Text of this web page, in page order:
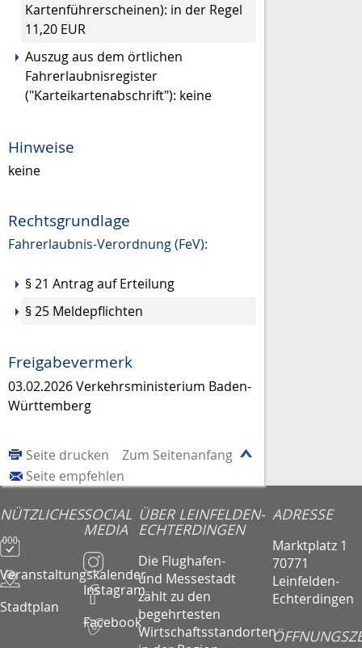
Kartenführerscheinen): in der Regel
11,20 EUR
Auszug aus dem örtlichen
Fahrerlaubnisregister
("Karteikartenabschrift"): keine
Hinweise
keine
Rechtsgrundlage
Fahrerlaubnis-Verordnung (FeV):
§ 21 Antrag auf Erteilung
§ 25 Meldepflichten
Freigabevermerk
03.02.2026Verkehrsministerium Baden-
Württemberg
Zum Seitenanfang
Seite drucken
Seite empfehlen
NÜTZLICHES
Veranstaltungskalender
Stadtplan
SOCIAL
MEDIA
Instagram
Facebook
ÜBER LEINFELDEN-
ECHTERDINGEN
Die Flughafen-
und Messestadt
zählt zu den
begehrtesten
Wirtschaftsstandorten
ADRESSE
Marktplatz 1
70771
Leinfelden-
Echterdingen